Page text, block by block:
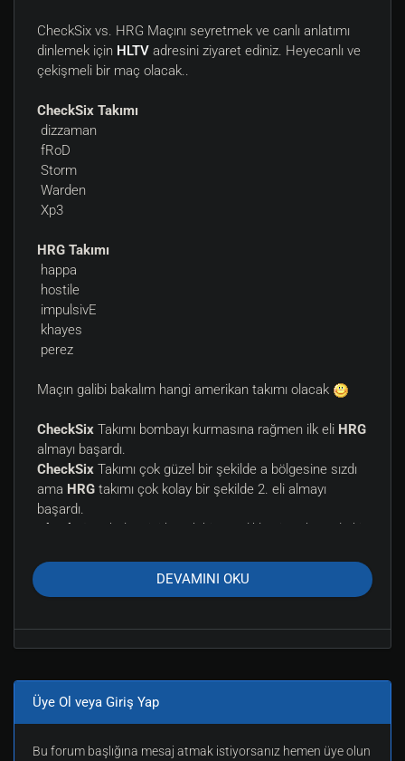
CheckSix vs. HRG Maçını seyretmek ve canlı anlatımı
dinlemek için HLTV adresini ziyaret ediniz. Heyecanlı ve
çekişmeli bir maç olacak..
CheckSix Takımı
dizzaman
fRoD
Storm
Warden
Xp3
HRG Takımı
happa
hostile
impulsivE
khayes
perez
Maçın galibi bakalım hangi amerikan takımı olacak
CheckSix Takımı bombayı kurmasına rağmen ilk eli HRG
almayı başardı.
CheckSix Takımı çok güzel bir şekilde a bölgesine sızdı
ama HRG takımı çok kolay bir şekilde 2. eli almayı
başardı.
CheckSix
B bölgesini büyük bir ustalıkla girerek arada ki
CheckSix
HRG
karşısında 2-2 yaptı ve beraberliğin gelmesiyle ufak
Bu konu Tymaron tarafından düzenlendi(2012-06-30
DEVAMINI OKU
Üye Ol veya Giriş Yap
Bu forum başlığına mesaj atmak istiyorsanız hemen üye olun